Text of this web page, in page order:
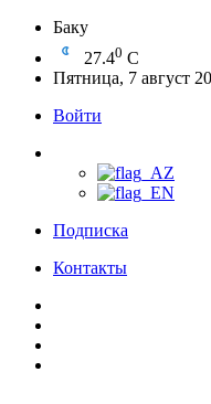
Баку
27.40 C
Пятница, 7 август
Войти
Подписка
Контакты